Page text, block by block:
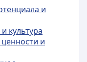
и
культура
и